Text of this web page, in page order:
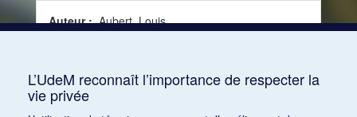
Auteur :Aubert, Louis
L’UdeM reconnaît l’importance de respecter la
vie privée